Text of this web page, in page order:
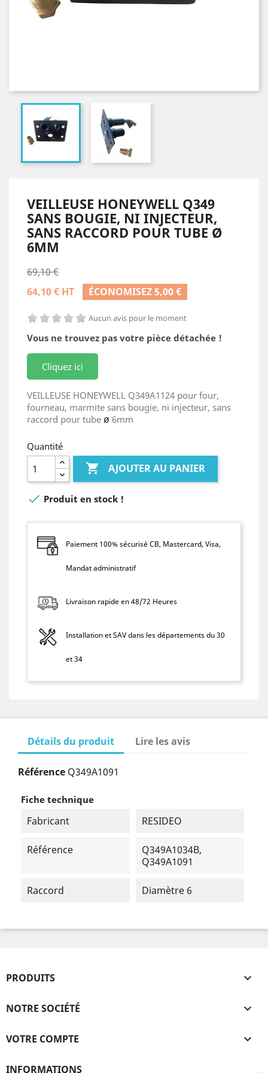
VEILLEUSE HONEYWELL Q349
SANS BOUGIE, NI INJECTEUR,
SANS RACCORD POUR TUBE Ø
6MM
69,10 €
64,10 € HT
ÉCONOMISEZ 5,00 €
Aucun avis pour le moment
Vous ne trouvez pas votre pièce détachée !
Cliquez ici
VEILLEUSE HONEYWELL Q349A1124 pour four,
fourneau, marmite sans bougie, ni injecteur, sans
raccord pour tube ø 6mm
Quantité
 AJOUTER AU PANIER
 Produit en stock !
Paiement 100% sécurisé CB, Mastercard, Visa,
Mandat administratif
Livraison rapide en 48/72 Heures
Installation et SAV dans les départements du 30
et 34
Détails du produit Lire les avis
Référence Q349A1091
Fiche technique
Fabricant RESIDEO
Référence
Q349A1034B,
Q349A1091
Raccord Diamètre 6
PRODUITS 
NOTRE SOCIÉTÉ 
VOTRE COMPTE 
INFORMATIONS